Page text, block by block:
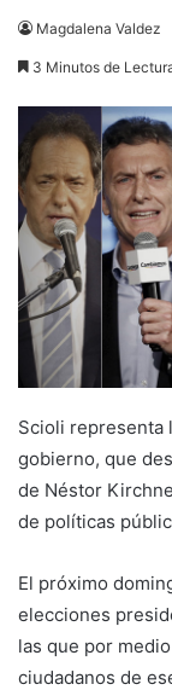
Magdalena Valdez
3 Minutos de
Scioli representa
gobierno, que
de Néstor
de políticas
El próximo
elecciones
las que por
ciudadanos de